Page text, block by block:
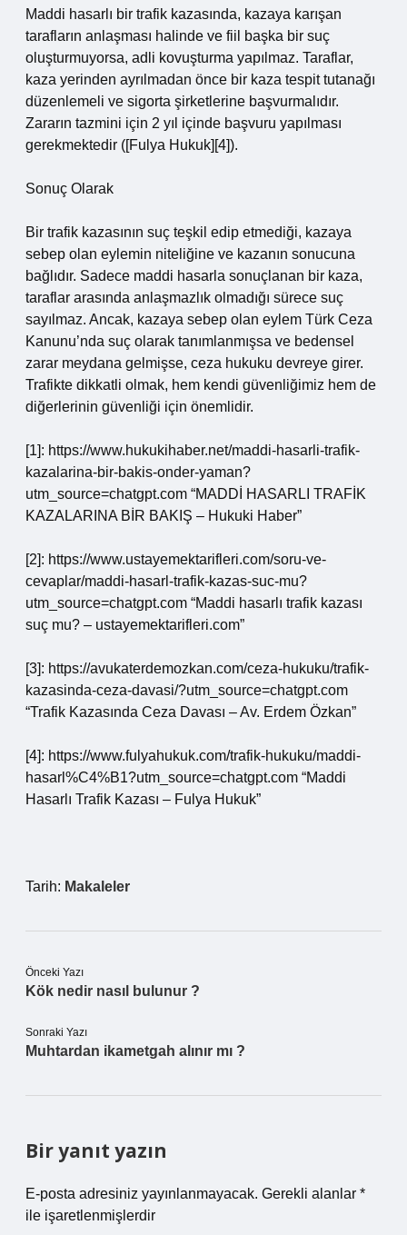
Maddi hasarlı bir trafik kazasında, kazaya karışan
tarafların anlaşması halinde ve fiil başka bir suç
oluşturmuyorsa, adli kovuşturma yapılmaz. Taraflar,
kaza yerinden ayrılmadan önce bir kaza tespit tutanağı
düzenlemeli ve sigorta şirketlerine başvurmalıdır.
Zararın tazmini için 2 yıl içinde başvuru yapılması
gerekmektedir ([Fulya Hukuk][4]).
Sonuç Olarak
Bir trafik kazasının suç teşkil edip etmediği, kazaya
sebep olan eylemin niteliğine ve kazanın sonucuna
bağlıdır. Sadece maddi hasarla sonuçlanan bir kaza,
taraflar arasında anlaşmazlık olmadığı sürece suç
sayılmaz. Ancak, kazaya sebep olan eylem Türk Ceza
Kanunu’nda suç olarak tanımlanmışsa ve bedensel
zarar meydana gelmişse, ceza hukuku devreye girer.
Trafikte dikkatli olmak, hem kendi güvenliğimiz hem de
diğerlerinin güvenliği için önemlidir.
[1]: https://www.hukukihaber.net/maddi-hasarli-trafik-
kazalarina-bir-bakis-onder-yaman?
utm_source=chatgpt.com “MADDİ HASARLI TRAFİK
KAZALARINA BİR BAKIŞ – Hukuki Haber”
[2]: https://www.ustayemektarifleri.com/soru-ve-
cevaplar/maddi-hasarl-trafik-kazas-suc-mu?
utm_source=chatgpt.com “Maddi hasarlı trafik kazası
suç mu? – ustayemektarifleri.com”
[3]: https://avukaterdemozkan.com/ceza-hukuku/trafik-
kazasinda-ceza-davasi/?utm_source=chatgpt.com
“Trafik Kazasında Ceza Davası – Av. Erdem Özkan”
[4]: https://www.fulyahukuk.com/trafik-hukuku/maddi-
hasarl%C4%B1?utm_source=chatgpt.com “Maddi
Hasarlı Trafik Kazası – Fulya Hukuk”
Tarih: Makaleler
Önceki Yazı
Kök nedir nasıl bulunur ?
Sonraki Yazı
Muhtardan ikametgah alınır mı ?
Bir yanıt yazın
E-posta adresiniz yayınlanmayacak. Gerekli alanlar *
ile işaretlenmişlerdir